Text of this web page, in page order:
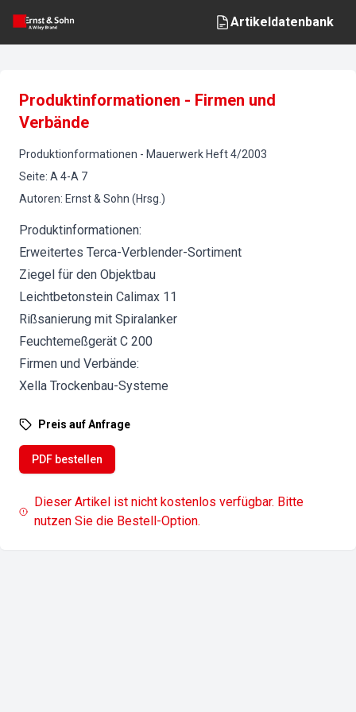
Artikeldatenbank
Produktinformationen - Firmen und
Verbände
Produktionformationen - Mauerwerk Heft4/2003
Seite: A 4-A 7
Autoren: Ernst & Sohn (Hrsg.)
Produktinformationen:
Erweitertes Terca-Verblender-Sortiment
Ziegel für den Objektbau
Leichtbetonstein Calimax 11
Rißsanierung mit Spiralanker
Feuchtemeßgerät C 200
Firmen und Verbände:
Xella Trockenbau-Systeme
Preis auf Anfrage
PDF bestellen
Dieser Artikel ist nicht kostenlos verfügbar. Bitte
nutzen Sie die Bestell-Option.